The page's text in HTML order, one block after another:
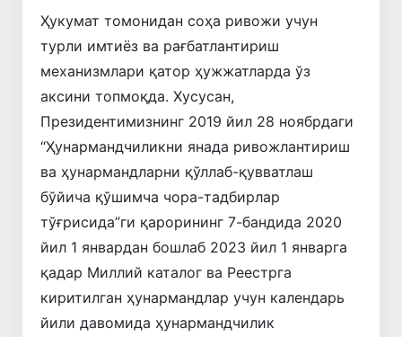
Ҳукумат томонидан соҳа ривожи учун
турли имтиёз ва рағбатлантириш
механизмлари қатор ҳужжатларда ўз
аксини топмоқда. Хусусан,
Президентимизнинг 2019 йил 28 ноябрдаги
“Ҳунармандчиликни янада ривожлантириш
ва ҳунармандларни қўллаб-қувватлаш
бўйича қўшимча чора-тадбирлар
тўғрисида”ги қарорининг 7-бандида 2020
йил 1 январдан бошлаб 2023 йил 1 январга
қадар Миллий каталог ва Реестрга
киритилган ҳунармандлар учун календарь
йили давомида ҳунармандчилик